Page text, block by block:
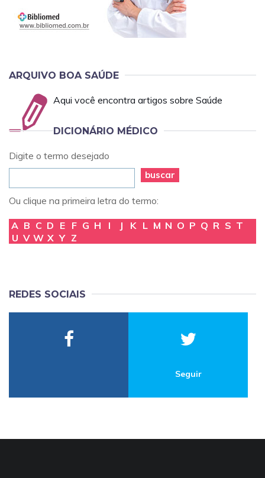
ARQUIVO BOA SAÚDE
Aqui você encontra artigos sobre Saúde
DICIONÁRIO MÉDICO
Digite o termo desejado
buscar
Ou clique na primeira letra do termo:
A B C D E F G H I J K L M N O P Q R S T
U V W X Y Z
REDES SOCIAIS
Seguir